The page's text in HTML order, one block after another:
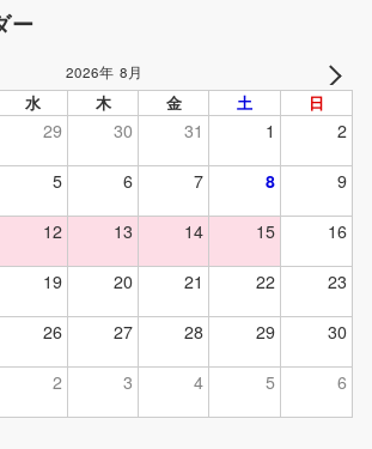
ー
2026年 8月
水 木 金 土 日
29 30 31 1 2
5 6 7 8 9
12 13 14 15 16
19 20 21 22 23
26 27 28 29 30
2 3 4 5 6